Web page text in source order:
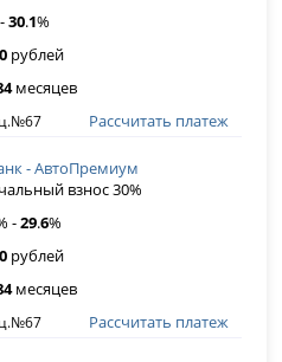
-30.1%
рублей
месяцев
Рассчитать платеж
- АвтоПремиум
взнос 30%
-29.6%
рублей
месяцев
Рассчитать платеж